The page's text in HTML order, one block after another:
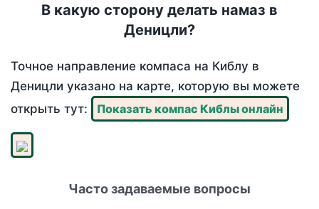
В какую сторону делать намаз в
Деницли?
Точное направление компаса на Киблу в
Деницли указано на карте, которую вы можете
открыть тут:
Показать компас Киблы онлайн
Часто задаваемые вопросы